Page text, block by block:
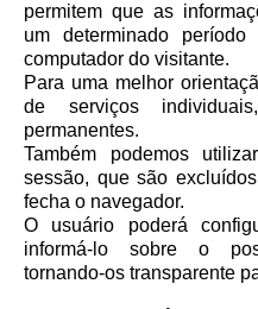
permitem que as
um determinado
computador do visitante.
Para uma melhor
de serviços
permanentes.
Também podemos
sessão, que são
fecha o navegador.
O usuário poderá
informá-lo sobre o
tornando-os transparente